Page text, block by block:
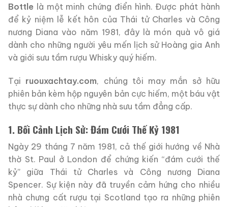
Bottle là một minh chứng điển hình. Được phát hành
để kỷ niệm lễ kết hôn của Thái tử Charles và Công
nương Diana vào năm 1981, đây là món quà vô giá
dành cho những người yêu mến lịch sử Hoàng gia Anh
và giới sưu tầm rượu Whisky quý hiếm.
Tại ruouxachtay.com, chúng tôi may mắn sở hữu
phiên bản kèm hộp nguyên bản cực hiếm, một báu vật
thực sự dành cho những nhà sưu tầm đẳng cấp.
1. Bối Cảnh Lịch Sử: Đám Cưới Thế Kỷ 1981
Ngày 29 tháng 7 năm 1981, cả thế giới hướng về Nhà
thờ St. Paul ở London để chứng kiến “đám cưới thế
kỷ” giữa Thái tử Charles và Công nương Diana
Spencer. Sự kiện này đã truyền cảm hứng cho nhiều
nhà chưng cất rượu tại Scotland tạo ra những phiên